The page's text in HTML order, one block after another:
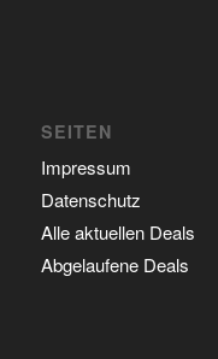
SEITEN
Impressum
Datenschutz
Alle aktuellen Deals
Abgelaufene Deals